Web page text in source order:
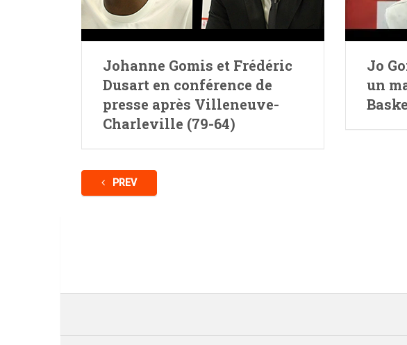
Johanne Gomis et Frédéric
Dusart en conférence de
presse après Villeneuve-
Charleville (79-64)
Jo
un
PREV